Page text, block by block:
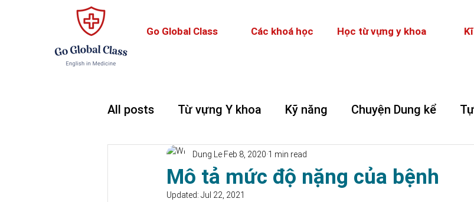
Go Global Class Các khoá học Học từ vựng y khoa
All posts Từ vựng Y khoa Kỹ năng Chuyện Dung kể
Teaching and Learning
Mô tả mức độ nặng của bệnh
Dung Le Feb 8, 2020 1 min read
Updated: Jul 22, 2021